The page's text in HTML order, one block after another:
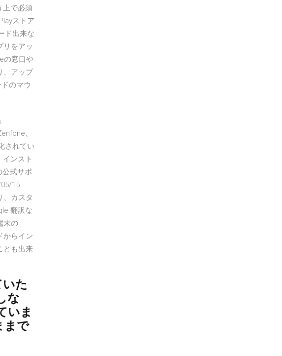
上で必須
ストア
ド出来な
リをアッ
の窓口や
、アップ
のマウ
、
されてい
ンスト
公式サポ
15
、カスタ
翻訳な
末の
からイン
とも出来
た
な
いま
まで